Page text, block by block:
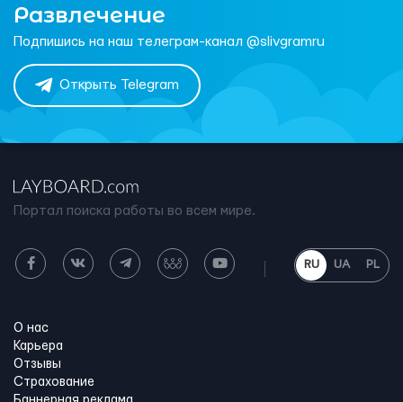
Развлечение
Подпишись на наш телеграм-канал @slivgramru
Открыть Telegram
Портал поиска работы во всем мире.
RU UA PL
О нас
Карьера
Отзывы
Страхование